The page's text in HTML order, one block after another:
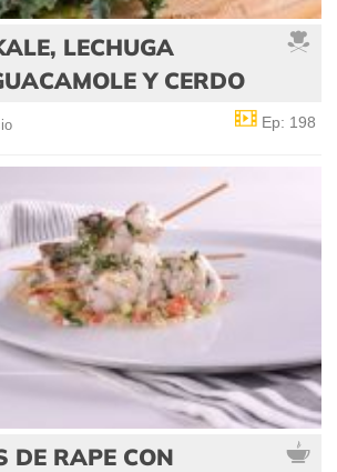
LECHUGA
Y CERDO
Ep: 198
DE RAPE CON